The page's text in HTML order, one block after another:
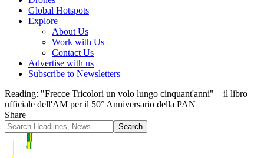
Global Hotspots
Explore
About Us
Work with Us
Contact Us
Advertise with us
Subscribe to Newsletters
Reading: "Frecce Tricolori un volo lungo cinquant'anni" – il libro
ufficiale dell'AM per il 50° Anniversario della PAN
Share